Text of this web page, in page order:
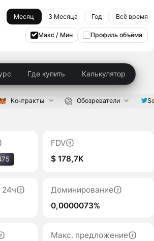
Месяц 3 Месяца Год Всё время
Макс / Мин Профиль объёма
Где купить Калькулятор
Контракты Обозреватели
FDV
$ 178,7K
24ч
Доминирование
0,0000073%
Макс. предложение